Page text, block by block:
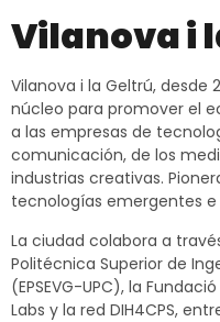
Vilanova i
Vilanova i la Geltrú, desde
núcleo para promover el
a las empresas de
comunicación, de los
industrias creativas.
tecnologías emergentes e
La ciudad colabora a
Politécnica Superior de
(EPSEVG-UPC), la
Labs y la red DIH4CPS,